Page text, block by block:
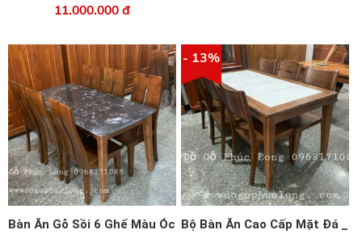
11.000.000 đ
Bàn Ăn Gỗ Sồi 6 Ghế Màu Óc
- 13%
Bộ Bàn Ăn Cao Cấp Mặt Đá _